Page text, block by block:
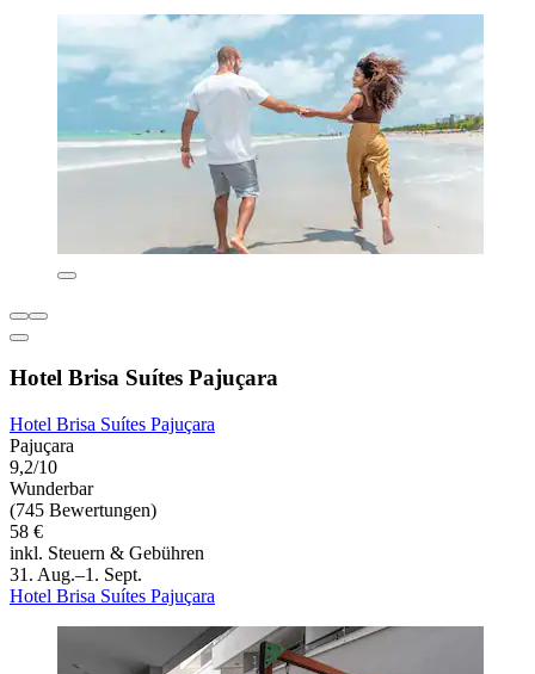
Hotel Brisa Suítes Pajuçara
Hotel Brisa Suítes Pajuçara
Pajuçara
9,2/10
Wunderbar
(745 Bewertungen)
58 €
inkl. Steuern & Gebühren
31. Aug.–1. Sept.
Hotel Brisa Suítes Pajuçara